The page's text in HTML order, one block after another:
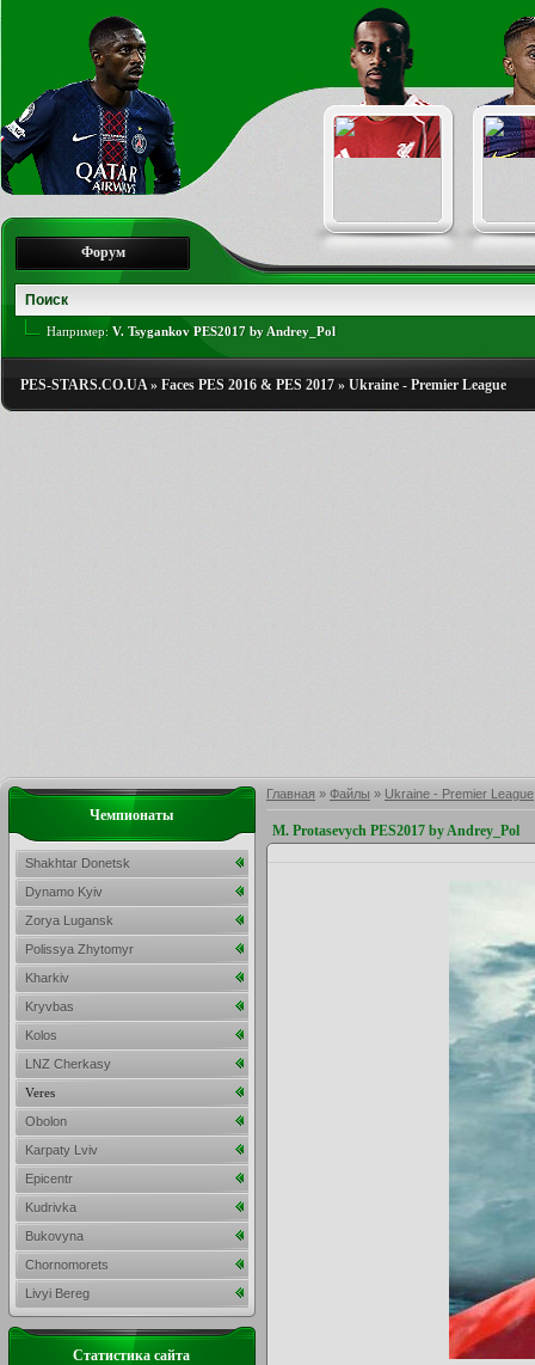
Форум
Например: V. Tsygankov PES2017 by Andrey_Pol
PES-STARS.CO.UA» Faces PES 2016 & PES 2017 » Ukraine - Premier League
Главная » Файлы » Ukraine - Premier League
M. Protasevych PES2017 by Andrey_Pol
Чемпионаты
Shakhtar Donetsk
Dynamo Kyiv
Zorya Lugansk
Polissya Zhytomyr
Kharkiv
Kryvbas
Kolos
LNZ Cherkasy
Veres
Obolon
Karpaty Lviv
Epicentr
Kudrivka
Bukovyna
Chornomorets
Livyi Bereg
Статистика сайта